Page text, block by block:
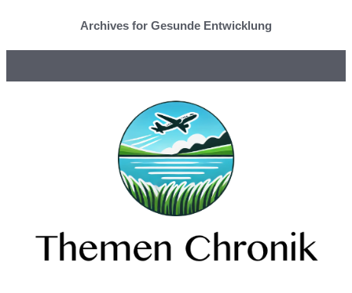
Archives for Gesunde Entwicklung